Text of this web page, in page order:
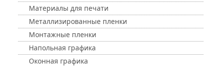
Материалы для печати
Металлизированные пленки
Монтажные пленки
Напольная графика
Оконная графика